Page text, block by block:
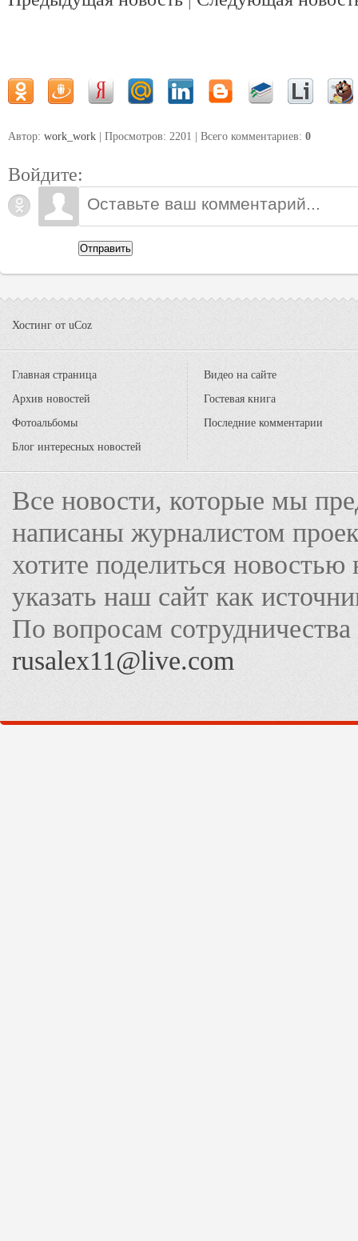
Автор: work_work | Просмотров: 2201 | Всего комментариев: 0
Войдите:
Отправить
Хостинг от uCoz
Главная страница
Архив новостей
Фотоальбомы
Блог интересных новостей
Видео на сайте
Гостевая книга
Последние комментарии
Все новости, которые мы
написаны журналистом
хотите поделиться
указать наш сайт как
По вопросам
rusalex11@live.com